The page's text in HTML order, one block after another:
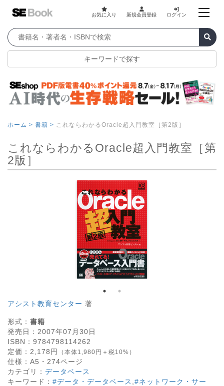
お気に入り 新規会員登録 ログイン
キーワードで探す
ホーム > 書籍 > これならわかるOracle超入門教室［第2版］
これならわかるOracle超入門教室［第
2版］
アシスト教育センター 著
形式： 書籍
発売日： 2007年07月30日
ISBN： 9784798114262
定価： 2,178 円 （本体1,980円＋税10%）
仕様： A5・ 274ページ
カテゴリ： データベース
キーワード： #データ・データベース #ネットワーク・サー